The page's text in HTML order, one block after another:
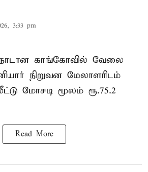
3:33 pm
காங்கோவில் வேலை
நிறுவன மேலாளரிடம்
மோசடி மூலம் ரூ.75.2
Read More